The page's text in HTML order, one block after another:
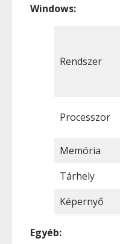
Windows:
Rendszer
Processzor
Memória
Tárhely
Képernyő
Egyéb: